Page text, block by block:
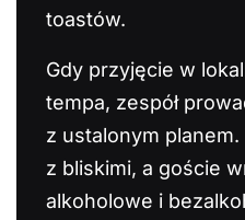
toastów.
Gdy przyjęcie w
tempa, zespół
z ustalonym
z bliskimi, a goście
alkoholowe i